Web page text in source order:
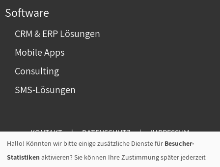
Software
CRM & ERP Lösungen
Mobile Apps
Consulting
SMS-Lösungen
KONTAKT | DATENSCHUTZ | IMPRESSUM
Hallo! Könnten wir bitte einige zusätzliche Dienste für Besucher-
Statistiken aktivieren? Sie können Ihre Zustimmung später jederzeit